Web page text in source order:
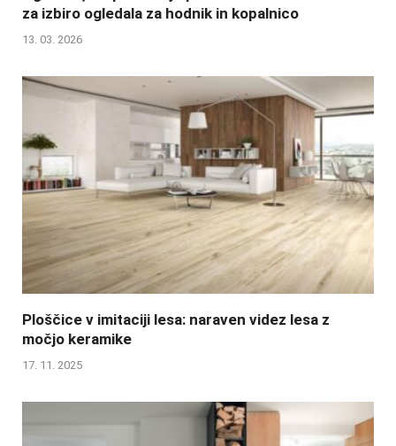
za izbiro ogledala za hodnik in kopalnico
13. 03. 2026
Ploščice v imitaciji lesa: naraven videz lesa z
močjo keramike
17. 11. 2025